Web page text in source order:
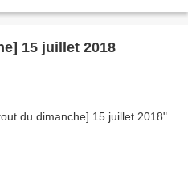
15 juillet 2018